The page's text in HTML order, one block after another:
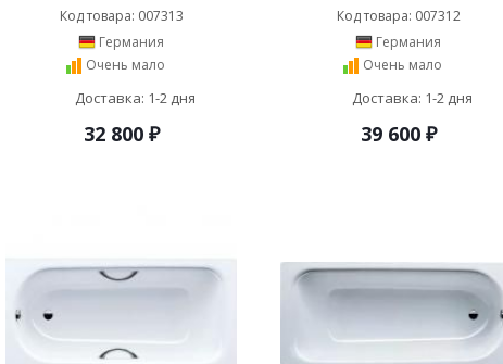
Код товара: 007313
Германия
Очень мало
Доставка: 1-2 дня
32 800₽
Код товара: 007312
Германия
Очень мало
Доставка: 1-2 дня
39 600₽